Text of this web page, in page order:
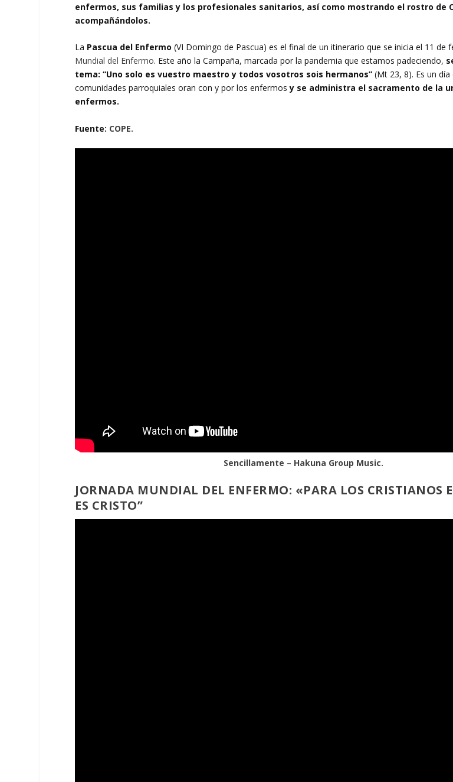
enfermos, sus familias y los profesionales sanitarios, así como mostrando el rostro de
acompañándolos.
La Pascua del Enfermo(VI Domingo de Pascua) es el final de un itinerario que se inicia el 11 de
Mundial del Enfermo. Este año la Campaña, marcada por la pandemia que estamos padeciendo,
tema: “Uno solo es vuestro maestro y todos vosotros sois hermanos” (Mt 23, 8). Es un día
comunidades parroquiales oran con y por los enfermosy se administra el sacramento de la
enfermos.
Fuente: COPE.
Sencillamente – Hakuna Group Music.
JORNADA MUNDIAL DEL ENFERMO: «PARA LOS CRISTIANOS
ES CRISTO”